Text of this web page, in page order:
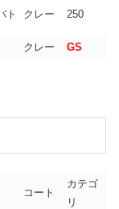
ト クレー 250
クレー GS
コート
カテゴ
リ